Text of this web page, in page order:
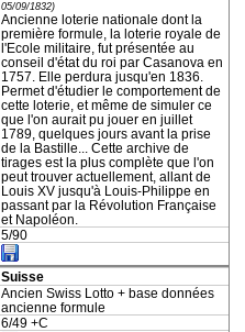
05/09/1832)
Ancienne loterie nationale dont la
première formule, la loterie royale de
l'Ecole militaire, fut présentée au
conseil d'état du roi par Casanova en
1757. Elle perdura jusqu'en 1836.
Permet d'étudier le comportement de
cette loterie, et même de simuler ce
que l'on aurait pu jouer en juillet
1789, quelques jours avant la prise
de la Bastille... Cette archive de
tirages est la plus complète que l'on
peut trouver actuellement, allant de
Louis XV jusqu'à Louis-Philippe en
passant par la Révolution Française
et Napoléon.
5/90
Suisse
Ancien Swiss Lotto + base données
ancienne formule
6/49 +C